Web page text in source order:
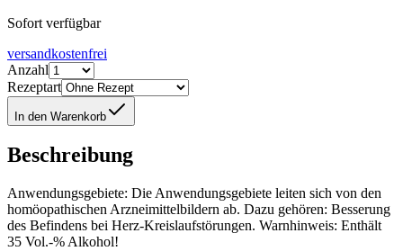
Sofort verfügbar
versandkostenfrei
Anzahl
Rezeptart
In den Warenkorb
Beschreibung
Anwendungsgebiete: Die Anwendungsgebiete leiten sich von den
homöopathischen Arzneimittelbildern ab. Dazu gehören: Besserung
des Befindens bei Herz-Kreislaufstörungen. Warnhinweis: Enthält
35 Vol.-% Alkohol!